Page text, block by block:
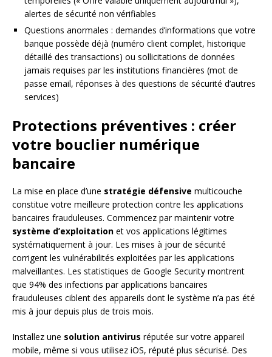
alertes de sécurité non vérifiables
Questions anormales : demandes d’informations que votre
banque possède déjà (numéro client complet, historique
détaillé des transactions) ou sollicitations de données
jamais requises par les institutions financières (mot de
passe email, réponses à des questions de sécurité d’autres
services)
Protections préventives : créer
votre bouclier numérique
bancaire
La mise en place d’une stratégie défensive multicouche
constitue votre meilleure protection contre les applications
bancaires frauduleuses. Commencez par maintenir votre
système d’exploitation et vos applications légitimes
systématiquement à jour. Les mises à jour de sécurité
corrigent les vulnérabilités exploitées par les applications
malveillantes. Les statistiques de Google Security montrent
que 94% des infections par applications bancaires
frauduleuses ciblent des appareils dont le système n’a pas été
mis à jour depuis plus de trois mois.
Installez une solution antivirus réputée sur votre appareil
mobile, même si vous utilisez iOS, réputé plus sécurisé. Des